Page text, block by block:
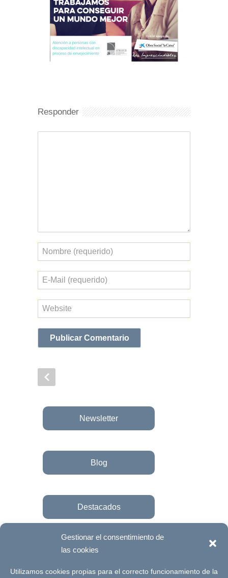
Gestionar el consentimiento de
las cookies
Utilizamos cookies propias para el correcto funcionamiento de la
Responder
Nombre
Correo
electrónico
Web
Newsletter
Blog
Destacados
Únete a la fundación